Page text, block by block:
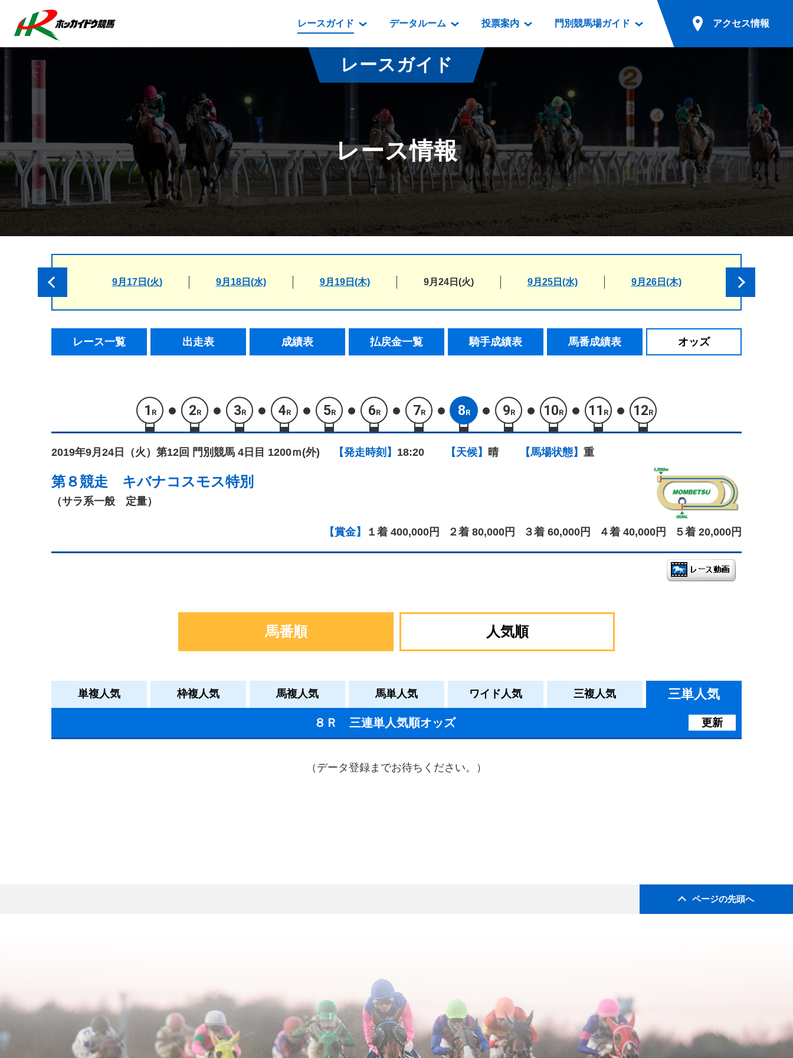
レースガイド
レース情報
払戻金一覧
騎手成績表
馬番成績表
オッズ
番組・級別表ダウンロード
開催カレンダー
重賞競走体系図
スタリオンシリーズ競走
道内の発売情報(PDF)
データルーム
データルーム
騎手・調教師紹介
坂路調教映像
遠征馬情報
番組編成要領
映像コンテンツ
重賞競走VTR
重賞競走参考VTR
レースダイジェスト
新馬ダイジェスト
投票案内
電話・インターネット投票
場外発売所
実況・テレホンサービス
発売・払戻
門別競馬場ガイド
門別競馬場情報
門別競馬場グルメ
とねっこジンギスカン
いずみ食堂
ルンビニフードカフェ
勝馬屋
アクセス情報
無料送迎バスでのご来場
公共の交通機関でのご来場
レースガイド
レース情報
9月17日(火) 9月18日(水) 9月19日(木) 9月24日(火) 9月25日(水) 9月26日(木)
レース一覧 出走表 成績表 払戻金一覧 騎手成績表 馬番成績表 オッズ
1 R 2R 3R 4R 5R 6R 7R 8R 9R 10R 11 R 12R
2019年9月24日（火） 第12回 門別競馬 4日目 1200ｍ(外) 【発走時刻】 18:20 【天候】 晴 【馬場状態】 重
第８競走 キバナコスモス特別
（サラ系一般 定量）
【賞金】 １着 400,000円 ２着 80,000円 ３着 60,000円 ４着 40,000円 ５着 20,000円
馬番順 人気順
単複人気 枠複人気 馬複人気 馬単人気 ワイド人気 三複人気 三単人気
８Ｒ 三連単人気順オッズ 更新
（データ登録までお待ちください。）
ページの先頭へ